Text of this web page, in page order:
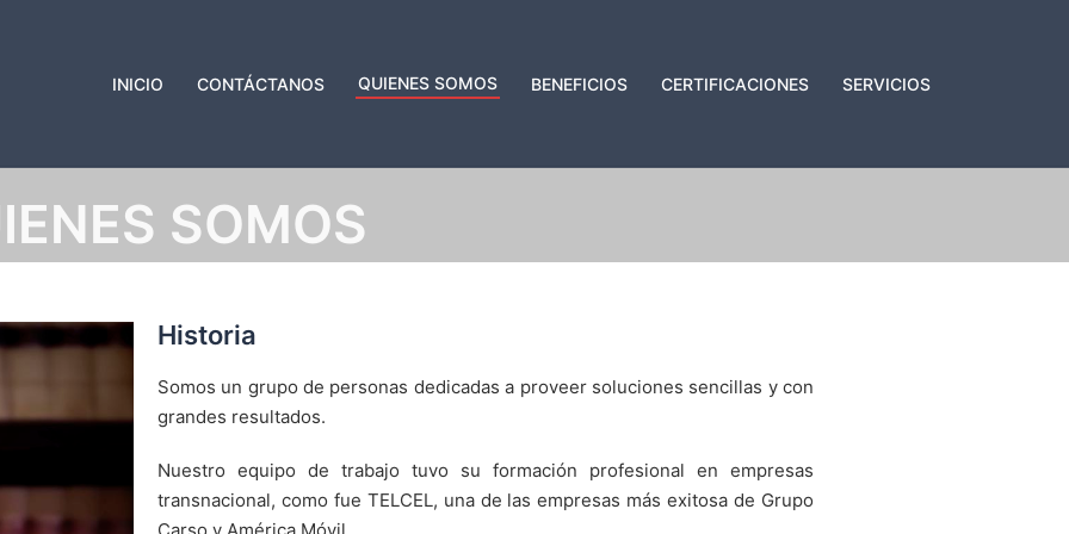
INICIO CONTÁCTANOS QUIENES SOMOS BENEFICIOS CERTIFICACIONES SERVICIOS
SOMOS
Historia
Somos un grupo de personas dedicadas a proveer soluciones sencillas y con
grandes resultados.
Nuestro equipo de trabajo tuvo su formación profesional en empresas
transnacional, como fue TELCEL, una de las empresas más exitosa de Grupo